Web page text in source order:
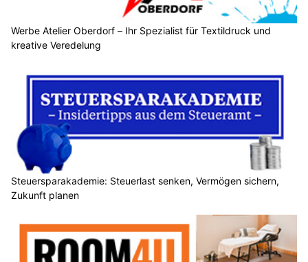
Werbe Atelier Oberdorf – Ihr Spezialist für Textildruck und
kreative Veredelung
Steuersparakademie: Steuerlast senken, Vermögen sichern,
Zukunft planen